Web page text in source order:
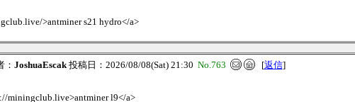
>antminer s21 hydro</a>
： JoshuaEscak投稿日：2026/08/08(Sat) 21:30 No.763 [返信]
miningclub.live>antminer l9</a>